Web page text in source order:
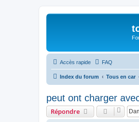
Accès rapide FAQ
Index du forum Tous en car
peut ont charger
Répondre